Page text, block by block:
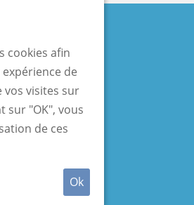
cookies afin
de
vos visites sur
sur "OK", vous
de ces
Ok